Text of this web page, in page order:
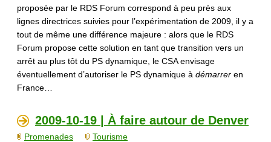
proposée par le RDS Forum correspond à peu près aux
lignes directrices suivies pour l’expérimentation de 2009, il y a
tout de même une différence majeure : alors que le RDS
Forum propose cette solution en tant que transition vers un
arrêt au plus tôt du PS dynamique, le CSA envisage
éventuellement d’autoriser le PS dynamique à démarrer en
France…
2009-10-19 | À faire autour de Denver
Promenades Tourisme